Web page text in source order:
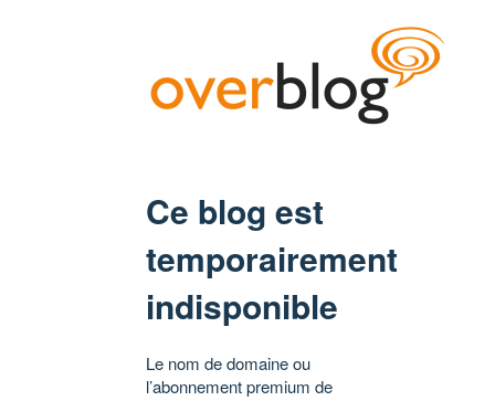
Ce blog est
temporairement
indisponible
Le nom de domaine ou
l’abonnement premium de